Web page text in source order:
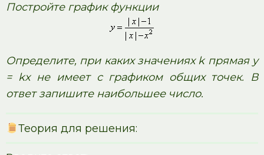
Постройте график функции
Определите, при каких значениях k прямая у
= kx не имеет с графиком общих точек. В
ответ запишите наибольшее число.
Теория для решения: